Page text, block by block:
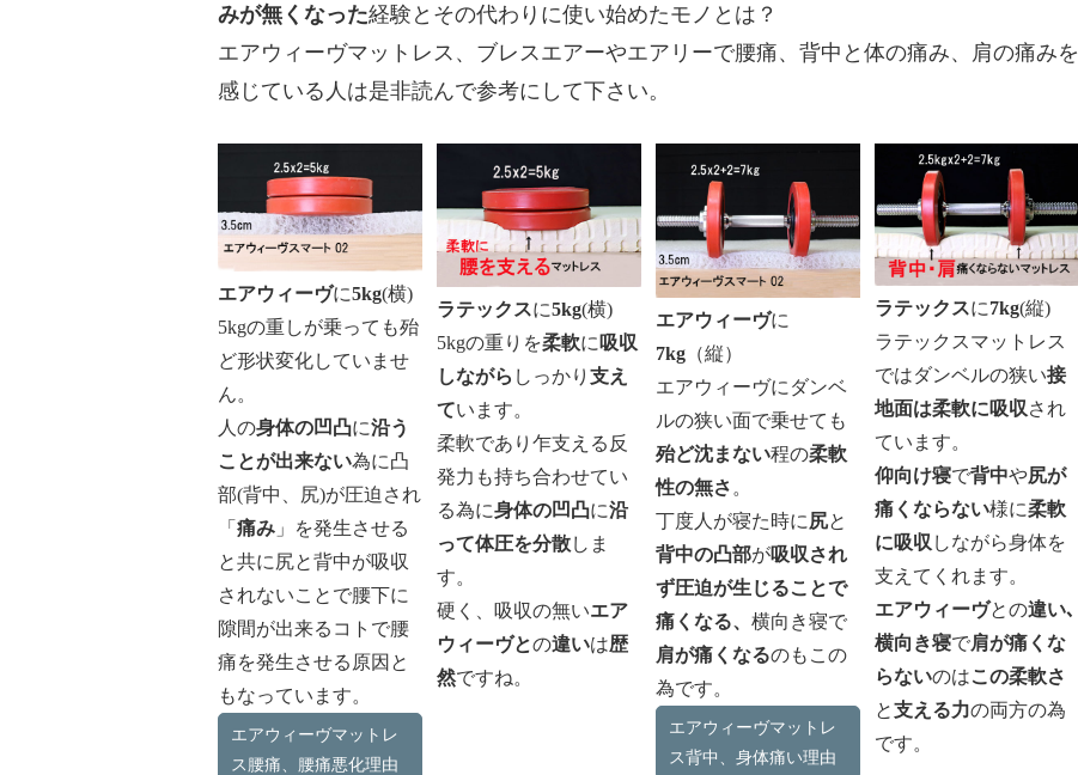
みが無くなった経験とその代わりに使い始めたモノとは？
エアウィーヴマットレス、ブレスエアーやエアリーで腰痛、背中と体の痛み、肩の痛みを
感じている人は是非読んで参考にして下さい。
エアウィーヴに5kg(横)
5kgの重しが乗っても殆
ど形状変化していませ
ん。
人の身体の凹凸に沿う
ことが出来ない為に凸
部(背中、尻)が圧迫され
「 痛み 」を発生させる
と共に尻と背中が吸収
されないことで腰下に
隙間が出来るコトで腰
痛を発生させる原因と
もなっています。
エアウィーヴマットレ
ス腰痛、腰痛悪化理由
ラテックスに5kg(横)
5kgの重りを柔軟に 吸収
しながら しっかり支え
ています。
柔軟であり乍支える反
発力も持ち合わせてい
る為に身体の凹凸に沿
って体圧を分散しま
す。
硬く、吸収の無いエア
ウィーヴとの違いは歴
然ですね。
エアウィーヴに
7kg （縦）
エアウィーヴにダンベ
ルの狭い面で乗せても
殆ど沈まない程の柔軟
性の無さ。
丁度人が寝た時に尻と
背中の凸部が吸収され
ず圧迫が生じることで
痛くなる、横向き寝で
肩が痛くなるのもこの
為です。
エアウィーヴマットレ
ス背中、身体痛い理由
ラテックスに7kg(縦)
ラテックスマットレス
ではダンベルの狭い接
地面は柔軟に吸収 され
ています。
仰向け寝で背中や尻が
痛くならない様に柔軟
に吸収 しながら身体を
支えてくれます。
エアウィーヴとの違い､
横向き寝で肩が痛くな
らないのはこの柔軟さ
と支える力の両方の為
です。